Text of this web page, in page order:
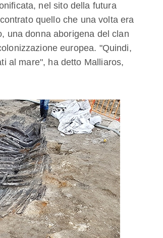
nel sito della futura
quello che una volta era
una donna aborigena del clan
europea. "Quindi,
al mare", ha detto Malliaros,